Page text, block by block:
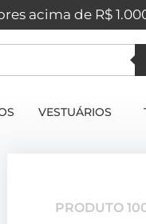
acima de R$
VESTUÁRIOS
PRODUTO